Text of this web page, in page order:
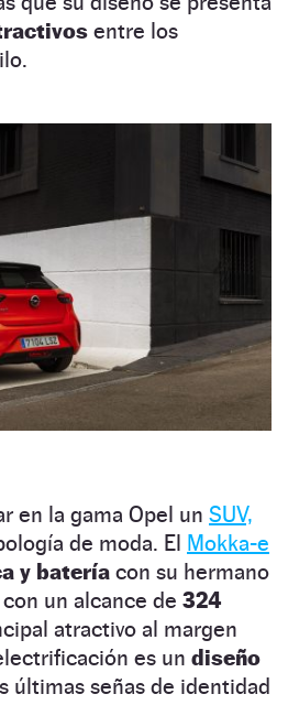
entre los
en la gama Opel un SUV,
de moda. El Mokka-e
y batería con su hermano
un alcance de 324
atractivo al margen
es un diseño
últimas señas de identidad